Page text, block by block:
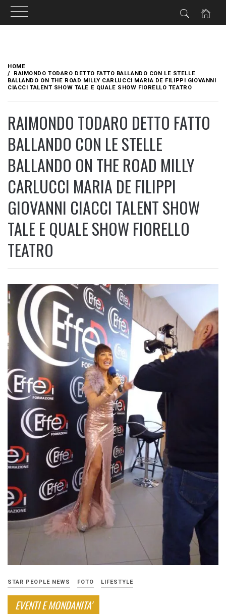
content
HOME
RAIMONDO TODARO DETTO FATTO BALLANDO CON LE STELLE
BALLANDO ON THE ROAD MILLY CARLUCCI MARIA DE FILIPPI GIOVANNI
CIACCI TALENT SHOW TALE E QUALE SHOW FIORELLO TEATRO
RAIMONDO TODARO DETTO FATTO
BALLANDO CON LE STELLE
BALLANDO ON THE ROAD MILLY
CARLUCCI MARIA DE FILIPPI
GIOVANNI CIACCI TALENT SHOW
TALE E QUALE SHOW FIORELLO
TEATRO
STAR PEOPLE NEWS FOTO LIFESTYLE
EVENTI E MONDANITA'